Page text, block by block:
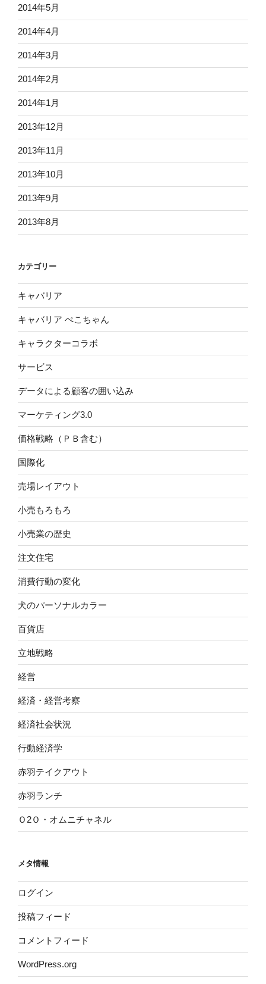
2014年5月
2014年4月
2014年3月
2014年2月
2014年1月
2013年12月
2013年11月
2013年10月
2013年9月
2013年8月
カテゴリー
キャバリア
キャバリア ぺこちゃん
キャラクターコラボ
サービス
データによる顧客の囲い込み
マーケティング3.0
価格戦略（ＰＢ含む）
国際化
売場レイアウト
小売もろもろ
小売業の歴史
注文住宅
消費行動の変化
犬のパーソナルカラー
百貨店
立地戦略
経営
経済・経営考察
経済社会状況
行動経済学
赤羽テイクアウト
赤羽ランチ
Ｏ2Ｏ・オムニチャネル
メタ情報
ログイン
投稿フィード
コメントフィード
WordPress.org